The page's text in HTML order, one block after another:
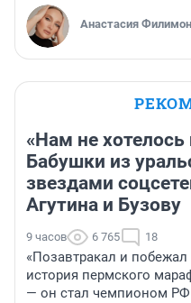
Анастасия
«Нам не хотелось
Бабушки из
звездами
Агутина и Бузову
9 часов 6 765 18
«Позавтракал и
история пермского
— он стал чемпионом РФ